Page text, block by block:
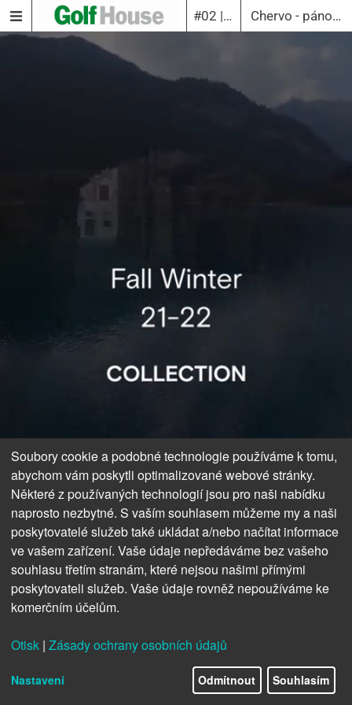
#02 | 2021 Chervo - pánové - příběh
KDEKOLI,
Soubory cookie a podobné technologie používáme k tomu,
abychom vám poskytli optimalizované webové stránky.
Některé z používaných technologií jsou pro naši nabídku
naprosto nezbytné. S vaším souhlasem můžeme my a naši
poskytovatelé služeb také ukládat a/nebo načítat informace
ve vašem zařízení. Vaše údaje nepředáváme bez vašeho
souhlasu třetím stranám, které nejsou našimi přímými
poskytovateli služeb. Vaše údaje rovněž nepoužíváme ke
komerčním účelům.
Otisk | Zásady ochrany osobních údajů
Nastavení Odmítnout Souhlasím